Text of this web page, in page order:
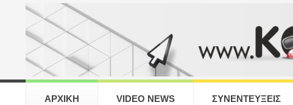
ΑΡΧΙΚΗ VIDEO NEWS ΣΥΝΕΝΤΕΥΞΕΙΣ